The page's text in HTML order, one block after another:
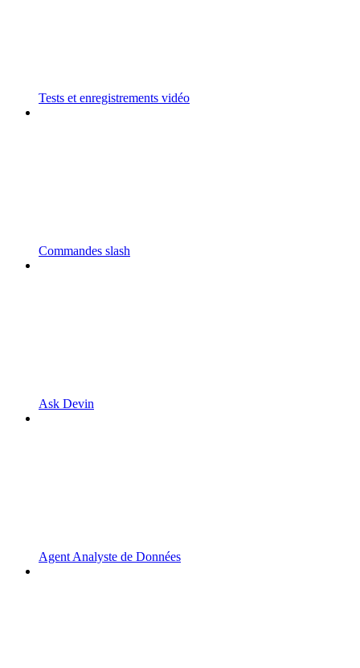
Tests et enregistrements vidéo
Commandes slash
Ask Devin
Agent Analyste de Données